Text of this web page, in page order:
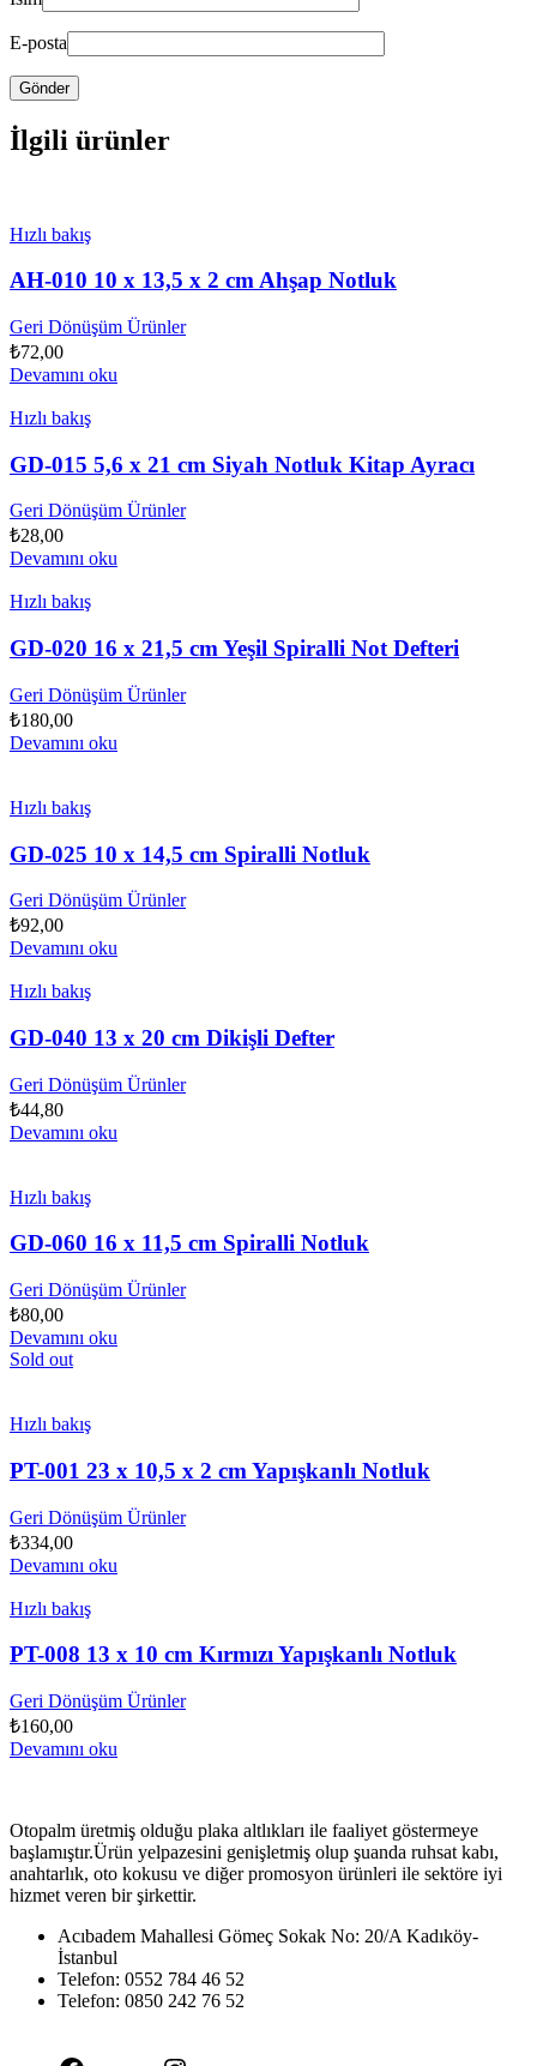
E-posta
İlgili ürünler
Hızlı bakış
AH-010 10 x 13,5 x 2 cm Ahşap Notluk
Geri Dönüşüm Ürünler
₺72,00
Devamını oku
Hızlı bakış
GD-015 5,6 x 21 cm Siyah Notluk Kitap Ayracı
Geri Dönüşüm Ürünler
₺28,00
Devamını oku
Hızlı bakış
GD-020 16 x 21,5 cm Yeşil Spiralli Not Defteri
Geri Dönüşüm Ürünler
₺180,00
Devamını oku
Hızlı bakış
GD-025 10 x 14,5 cm Spiralli Notluk
Geri Dönüşüm Ürünler
₺92,00
Devamını oku
Hızlı bakış
GD-040 13 x 20 cm Dikişli Defter
Geri Dönüşüm Ürünler
₺44,80
Devamını oku
Hızlı bakış
GD-060 16 x 11,5 cm Spiralli Notluk
Geri Dönüşüm Ürünler
₺80,00
Devamını oku
Sold out
Hızlı bakış
PT-001 23 x 10,5 x 2 cm Yapışkanlı Notluk
Geri Dönüşüm Ürünler
₺334,00
Devamını oku
Hızlı bakış
PT-008 13 x 10 cm Kırmızı Yapışkanlı Notluk
Geri Dönüşüm Ürünler
₺160,00
Devamını oku
Otopalm üretmiş olduğu plaka altlıkları ile faaliyet göstermeye
başlamıştır.Ürün yelpazesini genişletmiş olup şuanda ruhsat kabı,
anahtarlık, oto kokusu ve diğer promosyon ürünleri ile sektöre iyi
hizmet veren bir şirkettir.
Acıbadem Mahallesi Gömeç Sokak No: 20/A Kadıköy-
İstanbul
Telefon: 0552 784 46 52
Telefon: 0850 242 76 52